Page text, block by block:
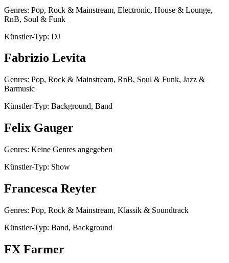
Genres: Pop, Rock & Mainstream, Electronic, House & Lounge,
RnB, Soul & Funk
Künstler-Typ: DJ
Fabrizio Levita
Genres: Pop, Rock & Mainstream, RnB, Soul & Funk, Jazz &
Barmusic
Künstler-Typ: Background, Band
Felix Gauger
Genres: Keine Genres angegeben
Künstler-Typ: Show
Francesca Reyter
Genres: Pop, Rock & Mainstream, Klassik & Soundtrack
Künstler-Typ: Band, Background
FX Farmer